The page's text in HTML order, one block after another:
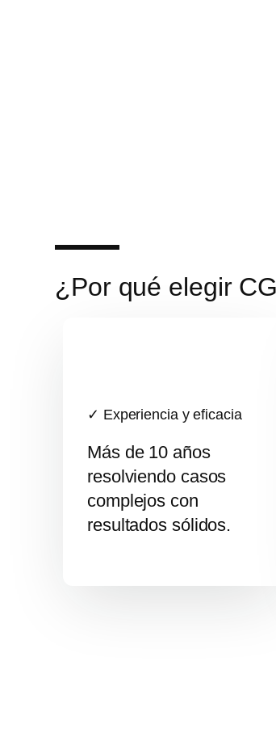
¿Por qué elegir
✓ Experiencia y eficacia
Más de 10 años
resolviendo casos
complejos con
resultados sólidos.